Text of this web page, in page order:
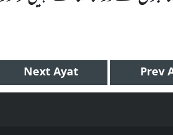
Next Ayat Prev